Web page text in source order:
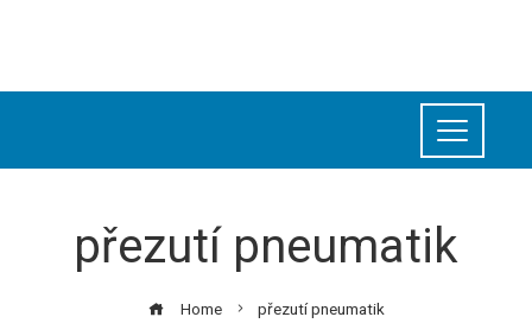
přezutí pneumatik
Home přezutí pneumatik